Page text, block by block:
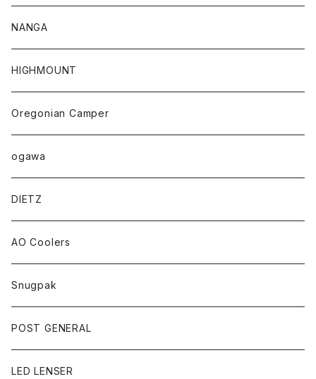
NANGA
HIGHMOUNT
Oregonian Camper
ogawa
DIETZ
AO Coolers
Snugpak
POST GENERAL
LED LENSER